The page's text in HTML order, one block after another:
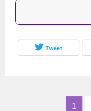
Tweet
1